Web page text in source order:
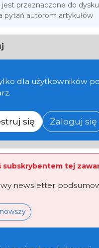
jest przeznaczone do
pytań autorom artykułów
dla użytkowników
się Zaloguj się
subskrybentem tej
newsletter